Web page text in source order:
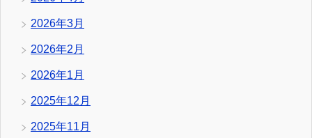
2026年3月
2026年2月
2026年1月
2025年12月
2025年11月